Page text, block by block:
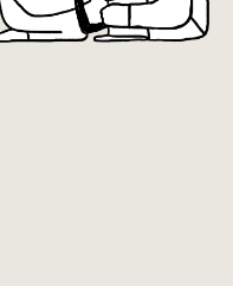
pensamentos